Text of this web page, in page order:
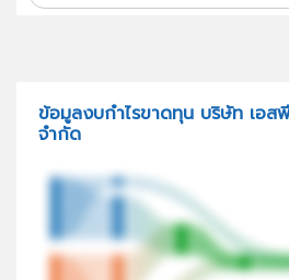
ข้อมูลงบกำไรขาดทุน บริษัท เอส
จำกัด